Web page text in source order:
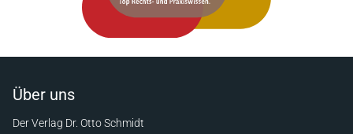
Über uns
Der Verlag Dr. Otto Schmidt